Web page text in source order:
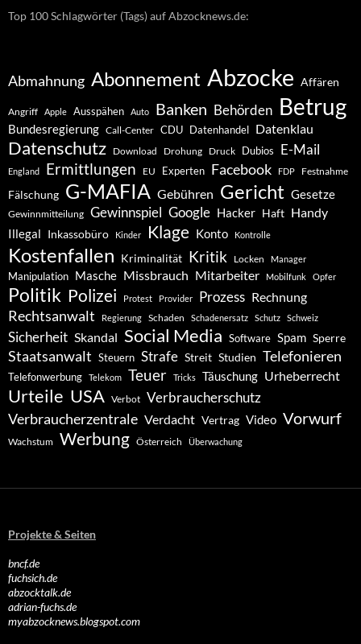
Top 100 Schlagwörter (Tags) auf Abzocknews.de:
Abmahnung Abonnement Abzocke Affären
Angriff Apple Ausspähen Auto Banken Behörden Betrug
Bundesregierung Call-Center CDU Datenhandel Datenklau
Datenschutz Download Drohung Druck Dubios E-Mail
England Ermittlungen EU Experten Facebook FDP Festnahme
Fälschung G-MAFIA Gebühren Gericht Gesetze
Gewinnmitteilung Gewinnspiel Google Hacker Haft Handy
Illegal Inkassobüro Kinder Klage Konto Kontrolle
Kostenfallen Kriminalität Kritik Locken Manager
Manipulation Masche Missbrauch Mitarbeiter Mobilfunk Opfer
Politik Polizei Protest Provider Prozess Rechnung
Rechtsanwalt Regierung Schaden Schadenersatz Schutz Schweiz
Sicherheit Skandal Social Media Software Spam Sperre
Staatsanwalt Steuern Strafe Streit Studien Telefonieren
Telefonwerbung Telekom Teuer Tricks Täuschung Urheberrecht
Urteile USA Verbot Verbraucherschutz
Verbraucherzentrale Verdacht Vertrag Video Vorwurf
Wachstum Werbung Österreich Überwachung
Projekte & Seiten
bncf.de
fuchsich.de
abzocktalk.de
adrian-fuchs.de
myabzocknews.blogspot.com